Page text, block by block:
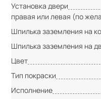
Установка двери
правая или левая (по
Шпилька заземления на
Шпилька заземления на
Цвет
Тип покраски
Исполнение